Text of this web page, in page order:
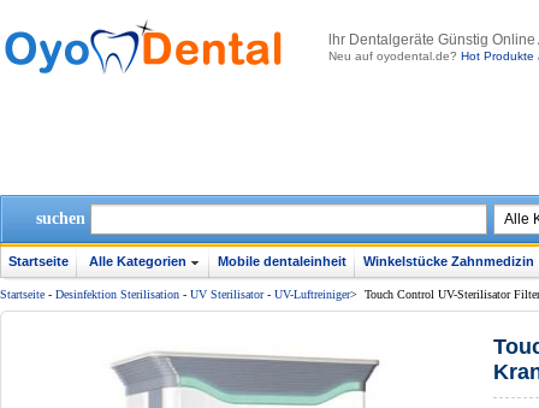
lhr Dentalgeräte Günstig
Neu auf oyodental.de? Hot Produkte
suchen
Startseite Alle Kategorien Mobile dentaleinheit Winkelstücke Zahnmedizin
Startseite - Desinfektion Sterilisation - UV Sterilisator- UV-Luftreiniger> Touch Control UV-Sterilisator